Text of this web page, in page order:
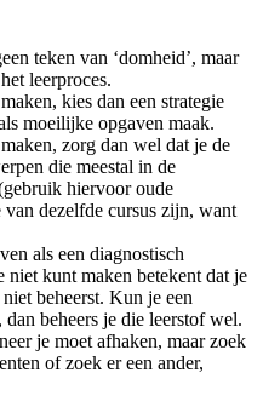
teken van ‘domheid’, maar
leerproces.
kies dan een strategie
moeilijke opgaven maak.
zorg dan wel dat je de
die meestal in de
hiervoor oude
dezelfde cursus zijn, want
als een diagnostisch
niet kunt maken betekent dat je
beheerst. Kun je een
beheers je die leerstof wel.
je moet afhaken, maar zoek
of zoek er een ander,